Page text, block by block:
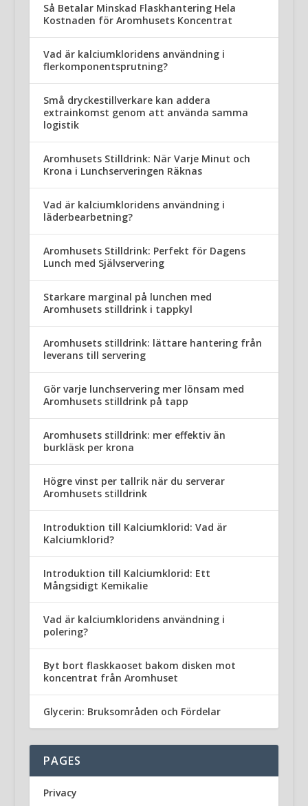
Så Betalar Minskad Flaskhantering Hela
Kostnaden för Aromhusets Koncentrat
Vad är kalciumkloridens användning i
flerkomponentsprutning?
Små dryckestillverkare kan addera
extrainkomst genom att använda samma
logistik
Aromhusets Stilldrink: När Varje Minut och
Krona i Lunchserveringen Räknas
Vad är kalciumkloridens användning i
läderbearbetning?
Aromhusets Stilldrink: Perfekt för Dagens
Lunch med Självservering
Starkare marginal på lunchen med
Aromhusets stilldrink i tappkyl
Aromhusets stilldrink: lättare hantering från
leverans till servering
Gör varje lunchservering mer lönsam med
Aromhusets stilldrink på tapp
Aromhusets stilldrink: mer effektiv än
burkläsk per krona
Högre vinst per tallrik när du serverar
Aromhusets stilldrink
Introduktion till Kalciumklorid: Vad är
Kalciumklorid?
Introduktion till Kalciumklorid: Ett
Mångsidigt Kemikalie
Vad är kalciumkloridens användning i
polering?
Byt bort flaskkaoset bakom disken mot
koncentrat från Aromhuset
Glycerin: Bruksområden och Fördelar
PAGES
Privacy